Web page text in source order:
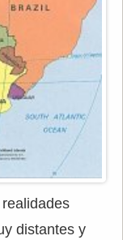
distantes y